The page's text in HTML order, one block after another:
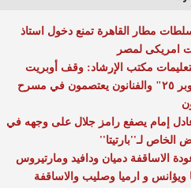
مطار القاهرة تمنع دخول استاذ
لمصر
مكتب الإرشاد: وقف أوبريت
"أكتوبر ٢٥" والفنانون يعتصمون في مسرح
إمام يصفع رامز جلال على وجهه في
لـ''بارتيتا''
الاساقفة دميان ودافيد ومارتيروس
و ارميا وصليب والاساقفة